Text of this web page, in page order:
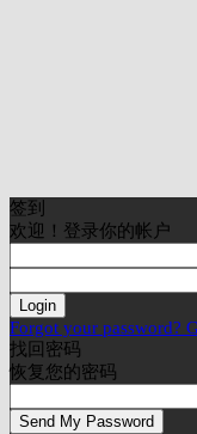
签到
欢迎！登录你的帐户
Forgot your password?
找回密码
恢复您的密码